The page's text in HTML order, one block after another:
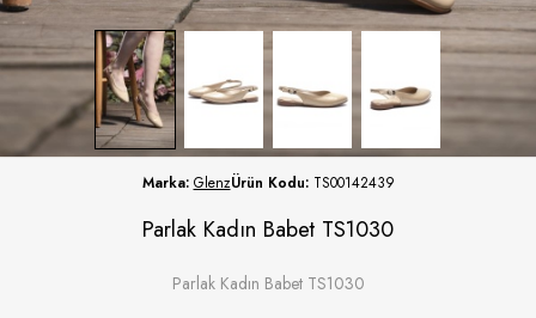
Marka: GlenzÜrün Kodu: TS00142439
Parlak Kadın Babet TS1030
Parlak Kadın Babet TS1030